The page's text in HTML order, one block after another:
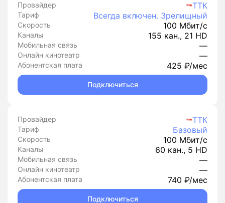
Провайдер ТТК
Тариф Всегда включен. Зрелищный
Скорость 100 Мбит/с
Каналы 155 кан., 21 HD
Мобильная связь —
Онлайн кинотеатр —
Абонентская плата 425 ₽/мес
Подключиться
Провайдер ТТК
Тариф Базовый
Скорость 100 Мбит/с
Каналы 60 кан., 5 HD
Мобильная связь —
Онлайн кинотеатр —
Абонентская плата 740 ₽/мес
Подключиться